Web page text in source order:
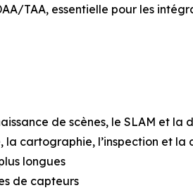
TAA, essentielle pour les
de scènes, le SLAM et la
cartographie, l’inspection et la
longues
de capteurs